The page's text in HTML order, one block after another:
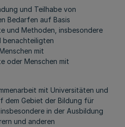
und Teilhabe von
Bedarfen auf Basis
und Methoden, insbesondere
benachteiligten
mit
oder Menschen mit
mit Universitäten und
dem Gebiet der Bildung für
in der Ausbildung
und anderen